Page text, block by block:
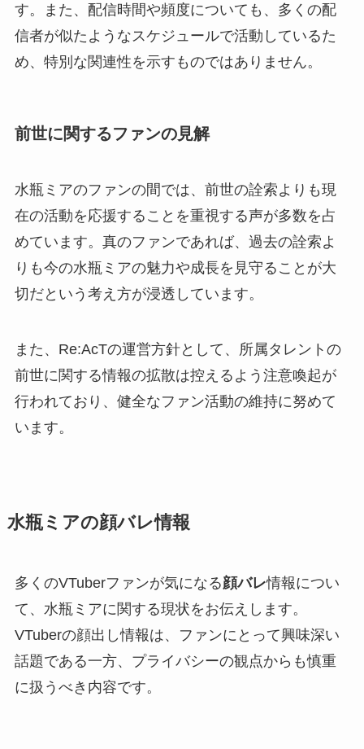
す。また、配信時間や頻度についても、多くの配
信者が似たようなスケジュールで活動しているた
め、特別な関連性を示すものではありません。
前世に関するファンの見解
水瓶ミアのファンの間では、前世の詮索よりも現
在の活動を応援することを重視する声が多数を占
めています。真のファンであれば、過去の詮索よ
りも今の水瓶ミアの魅力や成長を見守ることが大
切だという考え方が浸透しています。
また、Re:AcTの運営方針として、所属タレントの
前世に関する情報の拡散は控えるよう注意喚起が
行われており、健全なファン活動の維持に努めて
います。
水瓶ミアの顔バレ情報
多くのVTuberファンが気になる顔バレ情報につい
て、水瓶ミアに関する現状をお伝えします。
VTuberの顔出し情報は、ファンにとって興味深い
話題である一方、プライバシーの観点からも慎重
に扱うべき内容です。